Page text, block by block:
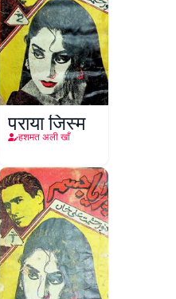
पराया जिस्म
हशमत अली खाँ